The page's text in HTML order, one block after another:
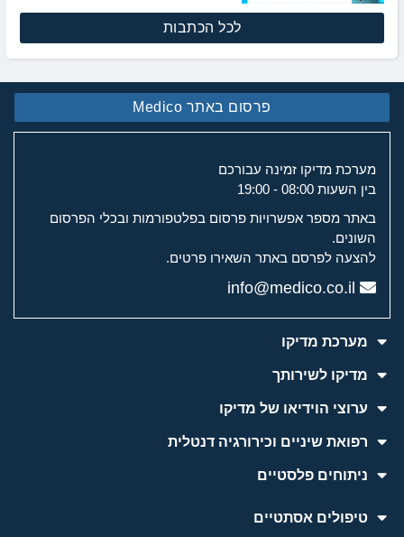
לכל הכתבות
פרסום באתר Medico
מערכת מדיקו זמינה עבורכם
בין השעות 08:00 - 19:00
באתר מספר אפשרויות פרסום בפלטפורמות ובכלי הפרסום
השונים.
להצעה לפרסם באתר השאירו פרטים.
info@medico.co.il
מערכת מדיקו
מדיקו לשירותך
ערוצי הוידיאו של מדיקו
רפואת שיניים וכירורגיה דנטלית
ניתוחים פלסטיים
טיפולים אסתטיים